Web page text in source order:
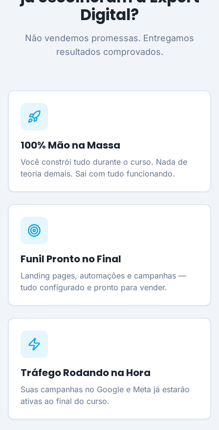
Digital?
Não vendemos promessas. Entregamos
resultados comprovados.
100% Mão na Massa
Você constrói tudo durante o curso. Nada de
teoria demais. Sai com tudo funcionando.
Funil Pronto no Final
Landing pages, automações e campanhas —
tudo configurado e pronto para vender.
Tráfego Rodando na Hora
Suas campanhas no Google e Meta já estarão
ativas ao final do curso.